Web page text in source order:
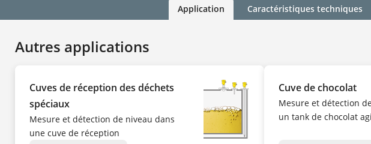
Application Caractéristiques techniques
Autres applications
Cuves de réception des déchets
spéciaux
Mesure et détection de niveau dans
une cuve de réception
Cuve de chocolat
Mesure et détection
un tank de chocolat